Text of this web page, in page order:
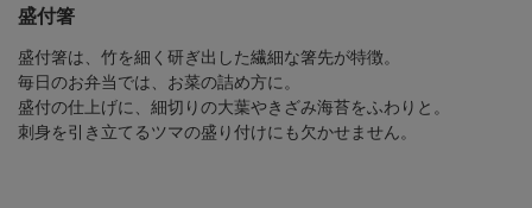
盛付箸
盛付箸は、竹を細く研ぎ出した繊細な箸先が特徴。
毎日のお弁当では、お菜の詰め方に。
盛付の仕上げに、細切りの大葉やきざみ海苔をふわりと。
刺身を引き立てるツマの盛り付けにも欠かせません。